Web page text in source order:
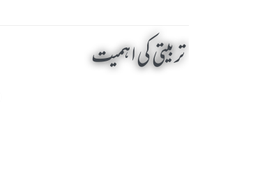
تربیتی کی اہمیت